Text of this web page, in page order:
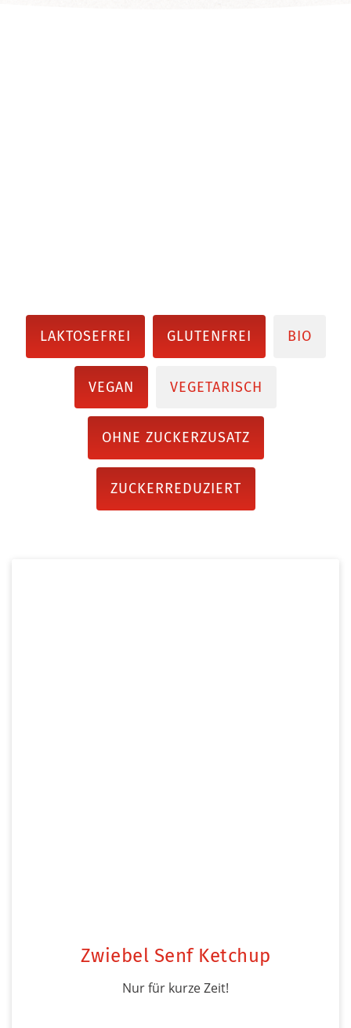
LAKTOSEFREI GLUTENFREI BIO
VEGAN VEGETARISCH
OHNE ZUCKERZUSATZ
ZUCKERREDUZIERT
Zwiebel Senf Ketchup
Nur für kurze Zeit!